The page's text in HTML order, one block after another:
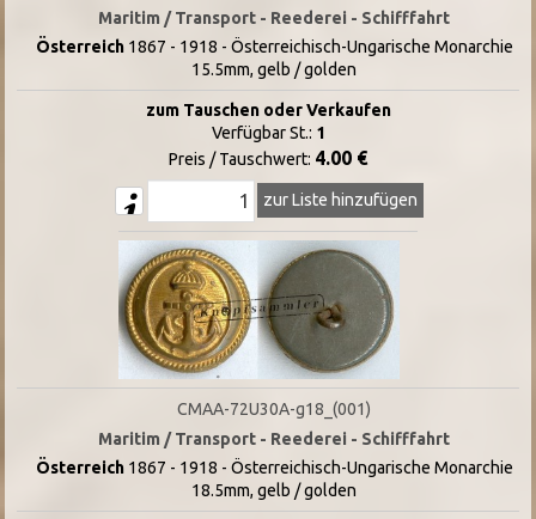
Maritim / Transport - Reederei - Schifffahrt
Österreich1867 - 1918 - Österreichisch-Ungarische Monarchie
15.5mm, gelb / golden
zum Tauschen oder Verkaufen
Verfügbar St.: 1
Preis / Tauschwert: 4.00 €
zur Liste hinzufügen
CMAA-72U30A-g18_(001)
Maritim / Transport - Reederei - Schifffahrt
Österreich1867 - 1918 - Österreichisch-Ungarische Monarchie
18.5mm, gelb / golden